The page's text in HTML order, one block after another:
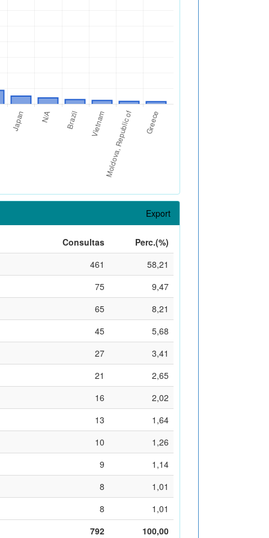
Export
Consultas
Perc.(%)
461
58,21
75
9,47
65
8,21
45
5,68
27
3,41
21
2,65
16
2,02
13
1,64
10
1,26
9
1,14
8
1,01
8
1,01
792
100,00